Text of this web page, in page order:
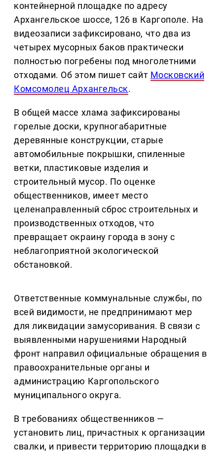
контейнерной площадке по адресу
Архангельское шоссе, 126 в Каргополе. На
видеозаписи зафиксировано, что два из
четырех мусорных баков практически
полностью погребены под многолетними
отходами. Об этом пишет сайт Московский
Комсомолец Архангельск.
В общей массе хлама зафиксированы
горелые доски, крупногабаритные
деревянные конструкции, старые
автомобильные покрышки, спиленные
ветки, пластиковые изделия и
строительный мусор. По оценке
общественников, имеет место
целенаправленный сброс строительных и
производственных отходов, что
превращает окраину города в зону с
неблагоприятной экологической
обстановкой.
Ответственные коммунальные службы, по
всей видимости, не предпринимают мер
для ликвидации замусоривания. В связи с
выявленными нарушениями Народный
фронт направил официальные обращения в
правоохранительные органы и
администрацию Каргопольского
муниципального округа.
В требованиях общественников —
установить лиц, причастных к организации
свалки, и привести территорию площадки в